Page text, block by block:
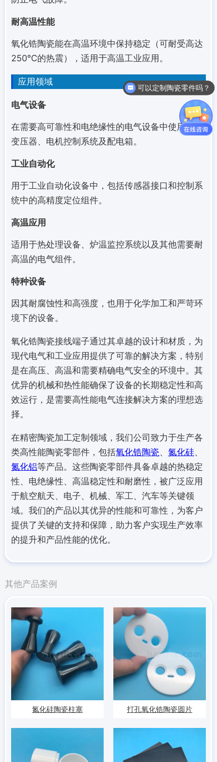
耐高温性能
氧化锆陶瓷能在高温环境中保持稳定（可耐受高达
250°C的热震），适用于高温工业应用。
应用领域
电气设备
在需要高可靠性和电绝缘性的电气设备中使用，如
变压器、电机控制系统及配电箱。
工业自动化
用于工业自动化设备中，包括传感器接口和控制系
统中的高精度定位组件。
高温应用
适用于热处理设备、炉温监控系统以及其他需要耐
高温的电气组件。
特种设备
因其耐腐蚀性和高强度，也用于化学加工和严苛环
境下的设备。
氧化锆陶瓷接线端子通过其卓越的设计和材质，为
现代电气和工业应用提供了可靠的解决方案，特别
是在高压、高温和需要精确电气安全的环境中。其
优异的机械和热性能确保了设备的长期稳定性和高
效运行，是需要高性能电气连接解决方案的理想选
择。
在精密陶瓷加工定制领域，我们公司致力于生产各
类高性能陶瓷零部件，包括氧化锆陶瓷、 氮化硅、
氮化铝等产品。这些陶瓷零部件具备卓越的热稳定
性、电绝缘性、高温稳定性和耐磨性，被广泛应用
于航空航天、电子、机械、军工、汽车等关键领
域。我们的产品以其优异的性能和可靠性，为客户
提供了关键的支持和保障，助力客户实现生产效率
的提升和产品性能的优化。
其他产品案例
氮化硅陶瓷柱塞 打孔氧化锆陶瓷圆片
可以定制陶瓷零件吗？